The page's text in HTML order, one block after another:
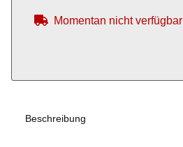
Momentan nicht verfügbar
Beschreibung